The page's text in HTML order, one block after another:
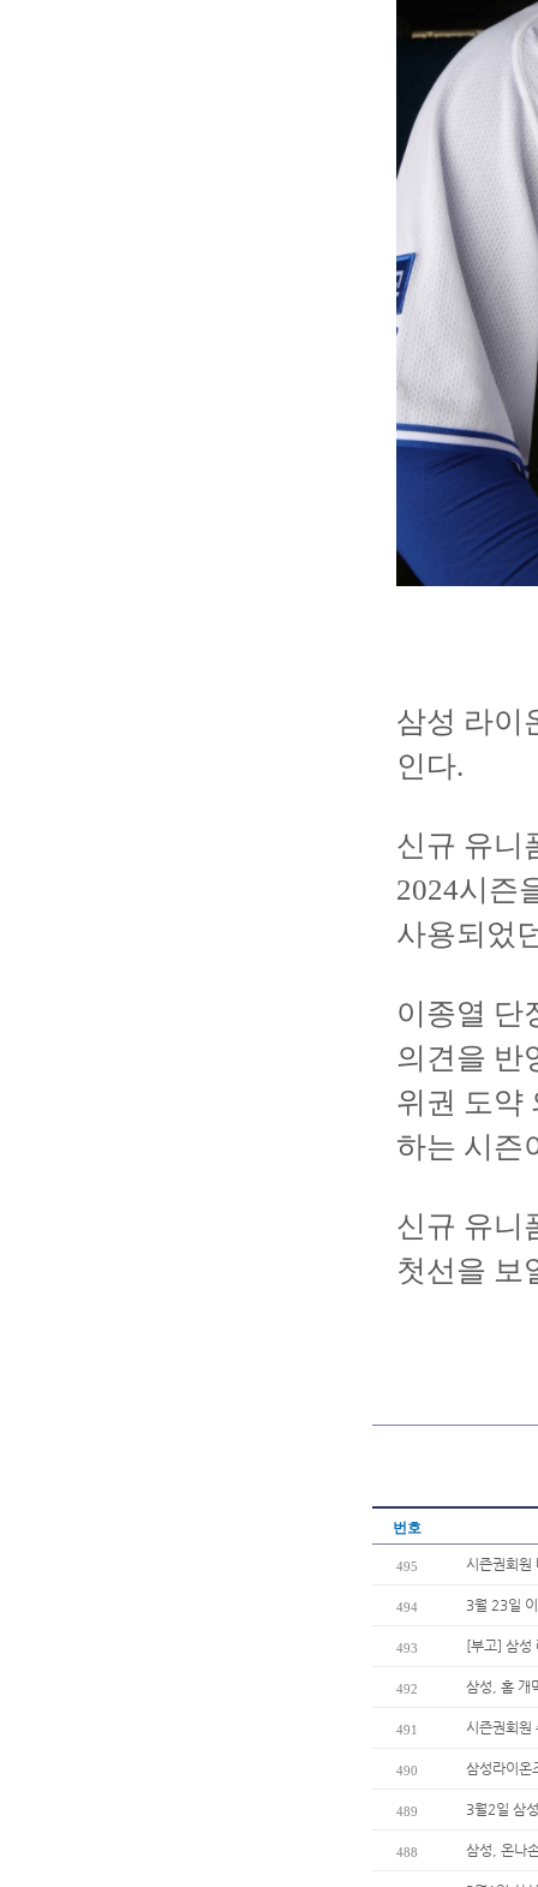
삼성 라이
인다.
신규 유니
2024시즌
사용되었
이종열 단
의견을 반
위권 도약
하는 시즌
신규 유니
첫선을 보
번호
495 시즌권회원
494 3월 23일
493 [부고] 삼성
492 삼성, 홈 개
491 시즌권회원
490 삼성라이온
489 3월2일 삼
488 삼성, 온나